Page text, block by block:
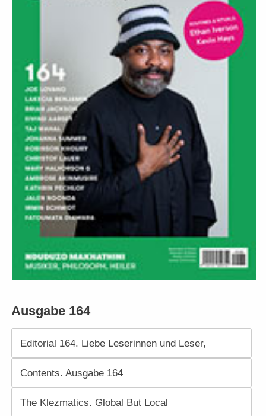
Ausgabe 164
Editorial 164. Liebe Leserinnen und Leser,
Contents. Ausgabe 164
The Klezmatics. Global But Local